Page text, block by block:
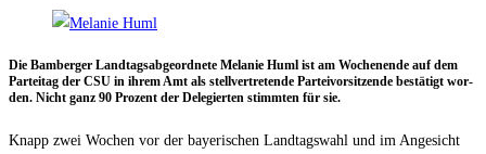
Die Bam­ber­ger Land­tags­ab­ge­ord­ne­te Mela­nie Huml ist am Wochen­en­de auf dem
Par­tei­tag der CSU in ihrem Amt als stell­ver­tre­ten­de Par­tei­vor­sit­zen­de bestä­tigt wor­
den. Nicht ganz 90 Pro­zent der Dele­gier­ten stimm­ten für sie.
Knapp zwei Wochen vor der baye­ri­schen Land­tags­wahl und im Ange­sicht